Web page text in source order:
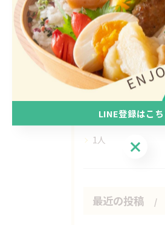
全てのカテゴリー
日替わり
惣菜
ヘルシー
1人
最近の投稿
LINE登録はこち
LINE登録はこち